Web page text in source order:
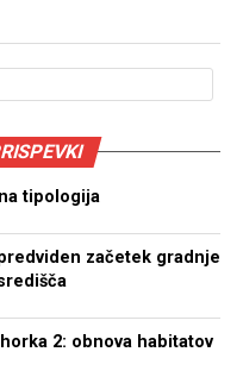
tipologija
začetek gradnje
2: obnova habitatov